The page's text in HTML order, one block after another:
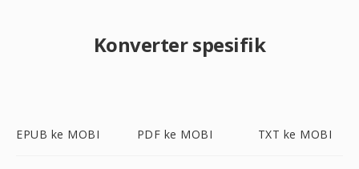
Konverter spesifik
EPUB ke MOBI PDF ke MOBI TXT ke MOBI